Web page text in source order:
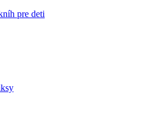
pre deti